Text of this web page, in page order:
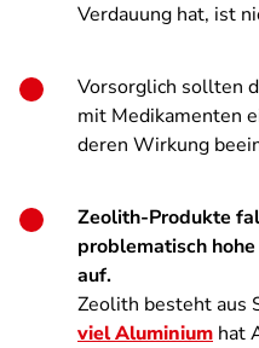
Verdauung hat, ist
Vorsorglich sollten
mit Medikamenten
deren Wirkung
Zeolith-Produkte
problematisch
auf.
Zeolith besteht aus
viel Aluminium hat